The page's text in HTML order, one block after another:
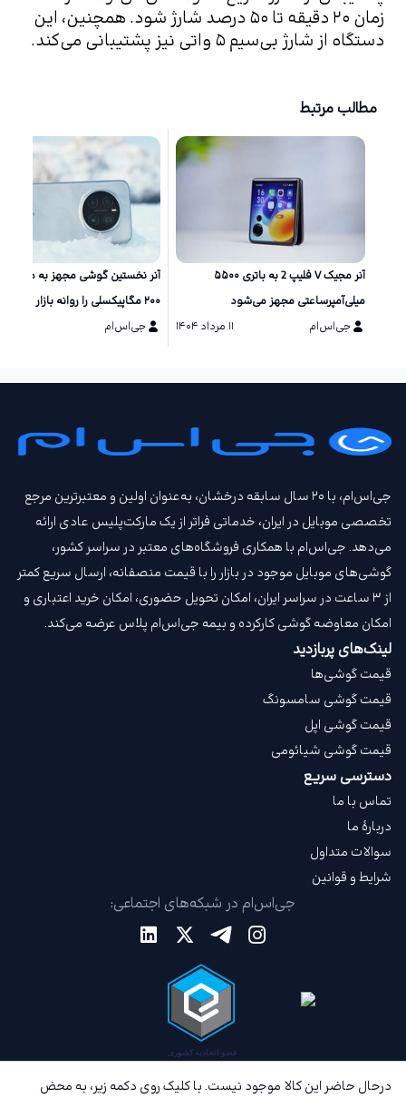
دستگاه از شارژ‌ بی‌سیم ۵ واتی نیز پشتیبانی می‌کند.
مطالب مرتبط
آنر مجیک V فلیپ 2 به باتری ۵۵۰۰
میلی‌آمپرساعتی مجهز می‌شود
جی‌اس‌ام
۱۱ مرداد ۱۴۰۴
آنر نخستین گوشی مجهز به دو
۲۰۰ مگاپیکسلی را روانه بازار می‌کند
جی‌اس‌ام
درحال حاضر این کالا موجود نیست. با کلیک روی دکمه زیر، به محض
جی‌اس‌ام، با ۲۰ سال سابقه درخشان، به‌عنوان اولین و معتبرترین مرجع
تخصصی موبایل در ایران، خدماتی فراتر از یک مارکت‌پلیس عادی ارائه
می‌دهد. جی‌اس‌ام با همکاری فروشگاه‌های معتبر در سراسر کشور،
گوشی‌های موبایل موجود در بازار را با قیمت‌ منصفانه، ارسال سریع کمتر
از ۳ ساعت در سراسر ایران، امکان تحویل حضوری، امکان خرید اعتباری و
امکان معاوضه گوشی کارکرده و بیمه جی‌اس‌ام‌ پلاس عرضه می‌کند.
لینک‌های پربازدید
قیمت گوشی‌ها
قیمت گوشی سامسونگ
قیمت گوشی اپل
قیمت گوشی شیائومی
دسترسی سریع
تماس با ما
دربارهٔ ما
سوالات متداول
شرایط و قوانین
جی‌اس‌ام در شبکه‌های اجتماعی: